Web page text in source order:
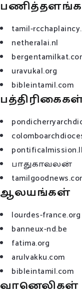
tamil-
netheralai.nl
uravukal.org
bibleintamil.com
பாதுகாவலன்
ஆலயங்கள்
lourdes-france.org
banneux-nd.be
fatima.org
arulvakku.com
bibleintamil.com
வானெலிகள்